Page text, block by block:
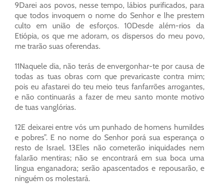
9Darei aos povos, nesse tempo, lábios purificados, para
que todos invoquem o nome do Senhor e lhe prestem
culto em união de esforços. 10Desde além-rios da
Etiópia, os que me adoram, os dispersos do meu povo,
me trarão suas oferendas.
11Naquele dia, não terás de envergonhar-te por causa de
todas as tuas obras com que prevaricaste contra mim;
pois eu afastarei do teu meio teus fanfarrões arrogantes,
e não continuarás a fazer de meu santo monte motivo
de tuas vanglórias.
12E deixarei entre vós um punhado de homens humildes
e pobres”. E no nome do Senhor porá sua esperança o
resto de Israel. 13Eles não cometerão iniquidades nem
falarão mentiras; não se encontrará em sua boca uma
língua enganadora; serão apascentados e repousarão, e
ninguém os molestará.